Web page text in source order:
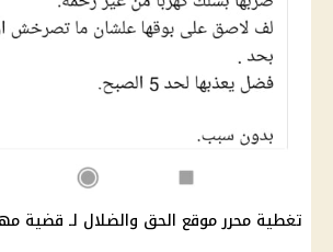
تغطية محرر موقع الحق والضلال لـ قضية